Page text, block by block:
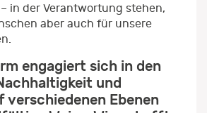
in der Verantwortung stehen,
aber auch für unsere
engagiert sich in den
und
verschiedenen Ebenen